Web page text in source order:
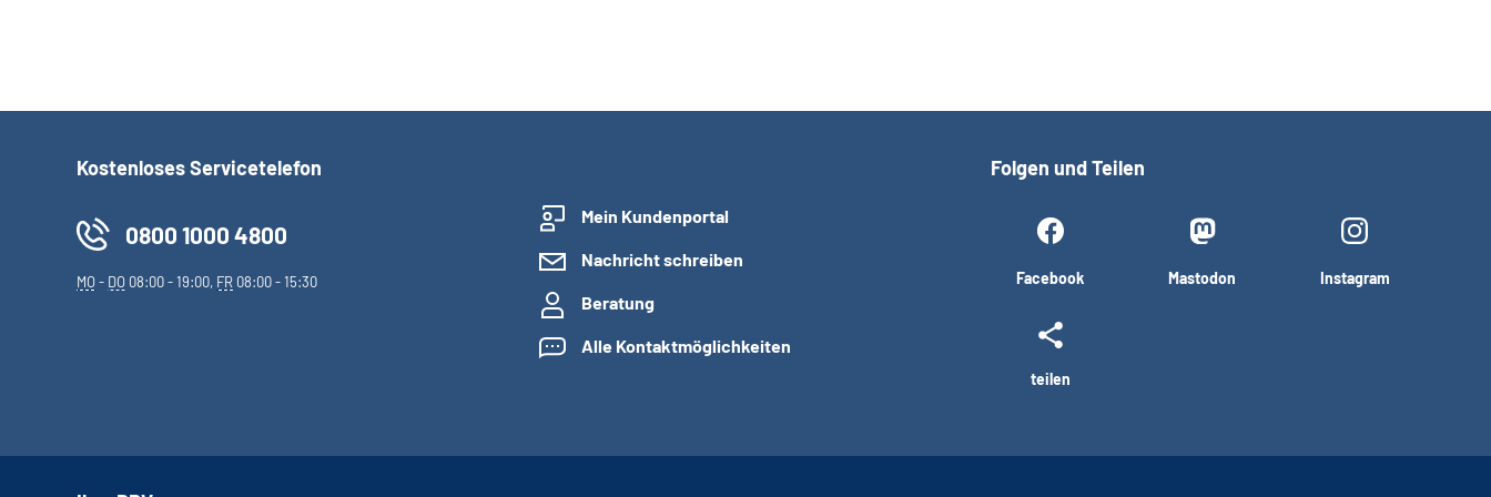
Kostenloses Servicetelefon
0800 1000 4800
MO- DO 08:00 - 19:00, FR 08:00 - 15:30
Mein Kundenportal
Nachricht schreiben
Beratung
Alle Kontaktmöglichkeiten
Folgen und Teilen
Facebook Mastodon Instagram
teilen